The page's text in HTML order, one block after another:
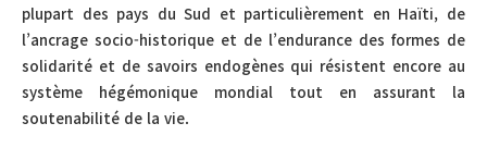
plupart des pays du Sud et particulièrement en Haïti, de
l’ancrage socio-historique et de l’endurance des formes de
solidarité et de savoirs endogènes qui résistent encore au
système hégémonique mondial tout en assurant la
soutenabilité de la vie.